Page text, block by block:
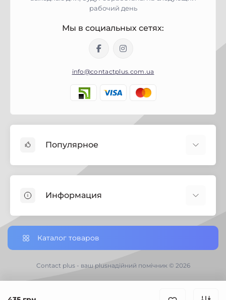
рабочий день
Мы в социальных сетях:
info@contactplus.com.ua
Популярное
Биозащита
Строительная химия
Замки
Петли дверные
Хозяйственный инвертарь
Информация
Настройки сookie-файлов
Доставка заказов по Украине
Доставка по Черниговской обл.
Отзывы о магазине
Каталог товаров
Contact plus - ваш plusнадійний помічник © 2026